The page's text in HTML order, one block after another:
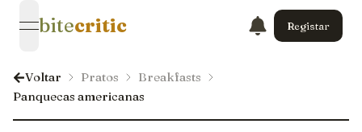
open navigation menu
bitecritic Registar
Voltar Pratos
Breakfasts
Panquecas americanas